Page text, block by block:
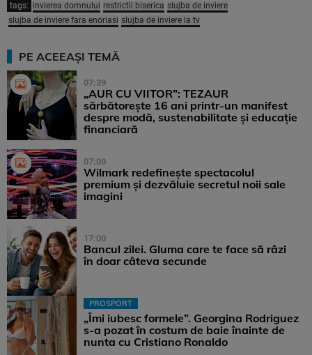
tags: invierea domnului restrictii biserica slujba de inviere
slujba de inviere fara enoriasi slujba de inviere la tv
PE ACEEAȘI TEMĂ
07:39
„AUR CU VIITOR”: TEZAUR
sărbătorește 16 ani printr-un manifest
despre modă, sustenabilitate și educație
financiară
07:00
Wilmark redefinește spectacolul
premium și dezvăluie secretul noii sale
imagini
17:00
Bancul zilei. Gluma care te face să râzi
în doar câteva secunde
PROSPORT
„Îmi iubesc formele”. Georgina Rodriguez
s-a pozat în costum de baie înainte de
nunta cu Cristiano Ronaldo